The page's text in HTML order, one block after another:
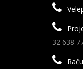
32 638